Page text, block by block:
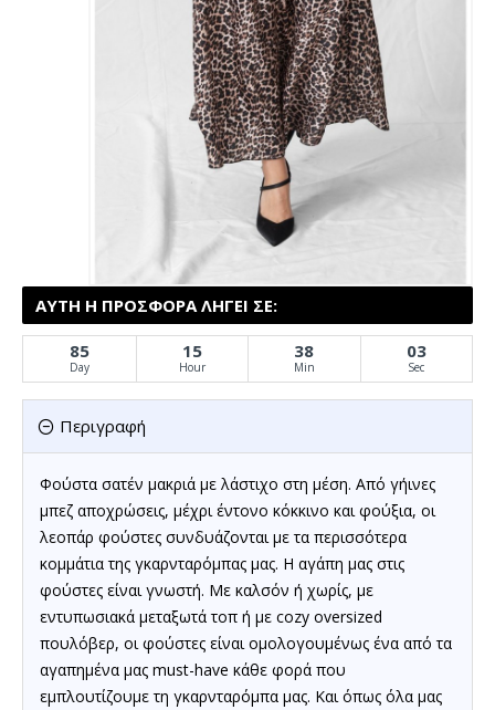
Περιγραφή
Φούστα σατέν μακριά με λάστιχο στη μέση. Aπό γήινες
μπεζ αποχρώσεις, μέχρι έντονο κόκκινο και φούξια, οι
λεοπάρ φούστες συνδυάζονται με τα περισσότερα
κομμάτια της γκαρνταρόμπας μας. Η αγάπη μας στις
φούστες είναι γνωστή. Με καλσόν ή χωρίς, με
εντυπωσιακά μεταξωτά τοπ ή με cozy oversized
πουλόβερ, οι φούστες είναι ομολογουμένως ένα από τα
αγαπημένα μας must-have κάθε φορά που
εμπλουτίζουμε τη γκαρνταρόμπα μας. Και όπως όλα μας
ΑΥΤΉ Η ΠΡΟΣΦΟΡΆ ΛΉΓΕΙ ΣΕ:
85
Day
15
Hour
38
Min
02
Sec